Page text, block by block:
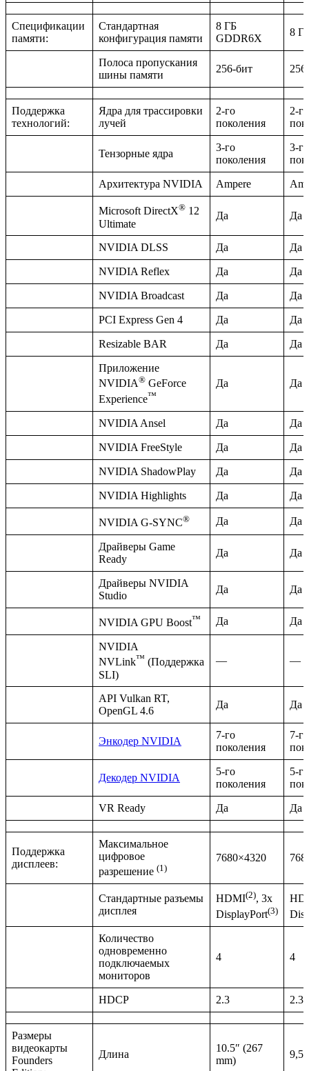
Спецификации
памяти:
Стандартная
конфигурация памяти
8 ГБ
GDDR6X
8
Полоса пропускания
шины памяти
256-бит
Поддержка
технологий:
Ядра для трассировки
лучей
2-го
поколения
2-го
Тензорные ядра
3-го
поколения
3-го
Архитектура NVIDIA Ampere
Microsoft DirectX® 12
Ultimate
Да Да
NVIDIA DLSS Да Да
NVIDIA Reflex Да Да
NVIDIA Broadcast Да Да
PCI Express Gen 4 Да Да
Resizable BAR Да Да
Приложение
NVIDIA® GeForce
Experience™
Да Да
NVIDIA Ansel Да Да
NVIDIA FreeStyle Да Да
NVIDIA ShadowPlay Да Да
NVIDIA Highlights Да Да
NVIDIA G-SYNC® Да Да
Драйверы Game
Ready
Да Да
Драйверы NVIDIA
Studio
Да Да
NVIDIA GPU Boost™ Да Да
NVIDIA
NVLink™ (Поддержка
SLI)
— —
API Vulkan RT,
OpenGL 4.6
Да Да
Энкодер NVIDIA
7-го
поколения
7-го
Декодер NVIDIA
5-го
поколения
5-го
VR Ready Да Да
Поддержка
дисплеев:
Максимальное
цифровое
разрешение (1)
7680×4320
Стандартные разъемы
дисплея
HDMI(2), 3x
DisplayPort(3)
Количество
одновременно
подключаемых
мониторов
4 4
HDCP 2.3 2.3
Размеры
видеокарты
Founders
Длина
10.5″ (267
mm)